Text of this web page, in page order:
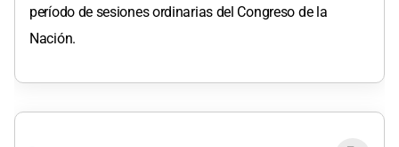
período de sesiones ordinarias del Congreso de la
Nación.